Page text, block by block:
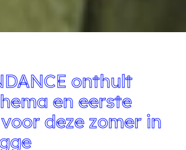
onthult
en eerste
deze zomer in